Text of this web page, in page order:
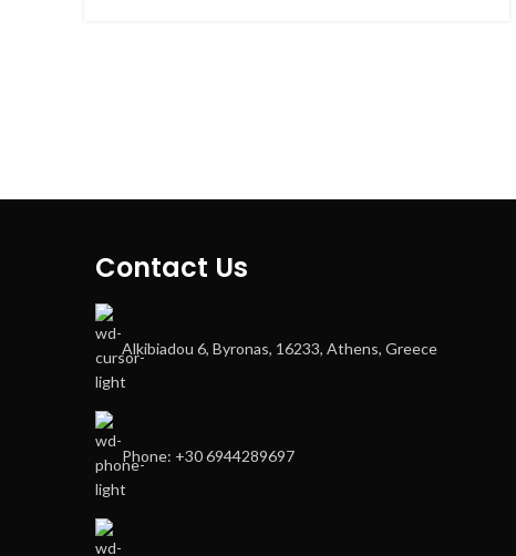
Contact Us
Alkibiadou 6, Byronas, 16233, Athens, Greece
Phone: +30 6944289697